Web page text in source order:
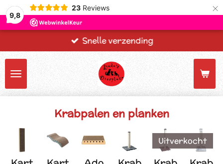
9,8
23 Reviews ×
Snelle verzending
Krabpalen en planken
Uitverkocht